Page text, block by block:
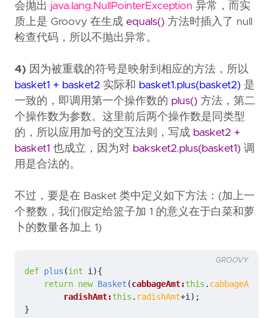
会抛出 java.lang.NullPointerException 异常，而实
质上是 Groovy 在生成 equals() 方法时插入了 null
检查代码，所以不抛出异常。
4) 因为被重载的符号是映射到相应的方法，所以
basket1 + basket2 实际和 basket1.plus(basket2) 是
一致的，即调用第一个操作数的 plus() 方法，第二
个操作数为参数。这里前后两个操作数是同类型
的，所以应用加号的交互法则，写成 basket2 +
basket1 也成立，因为对 baksket2.plus(basket1) 调
用是合法的。
不过，要是在 Basket 类中定义如下方法：(加上一
个整数，我们假定给篮子加 1 的意义在于白菜和萝
卜的数量各加上 1)
def plus (int i){
return new Basket (cabbageAmt:this . cabbageAmt
radishAmt:this . radishAmt+i);
}
GROOVY